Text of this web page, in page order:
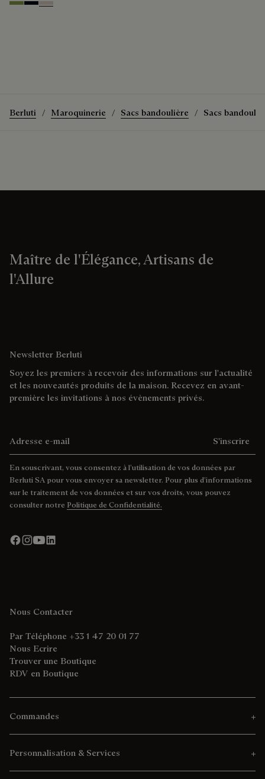
WillowAtlantide
Gris
Berluti Maroquinerie Sacs bandoulière Sacs
Maître de l'Élégance, Artisans de
l'Allure
Newsletter Berluti
Soyez les premiers à recevoir des informations sur l'actualité
et les nouveautés produits de la maison. Recevez en avant-
première les invitations à nos évènements privés.
S'inscrire
En souscrivant, vous consentez à l’utilisation de vos données par
Berluti SA pour vous envoyer sa newsletter. Pour plus d’informations
sur le traitement de vos données et sur vos droits, vous pouvez
consulter notre Politique de Confidentialité.
Nous Contacter
Par Téléphone +33 1 47 20 01 77
Nous Ecrire
Trouver une Boutique
RDV en Boutique
Commandes
Personnalisation & Services